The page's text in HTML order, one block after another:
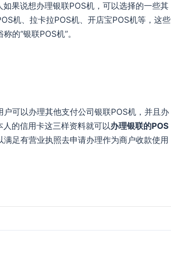
果说想办理银联POS机，可以选择的一些其
机、拉卡拉POS机、开店宝POS机等，这些
的“银联POS机”。
户可以办理其他支付公司银联POS机，并且办
的信用卡这三样资料就可以办理银联的POS
足有营业执照去申请办理作为商户收款使用